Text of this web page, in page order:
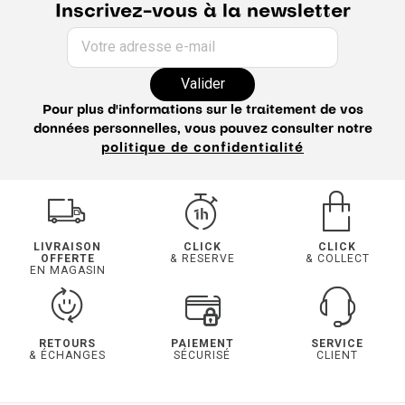
Inscrivez-vous à la newsletter
Votre adresse e-mail
Valider
Pour plus d'informations sur le traitement de vos
données personnelles, vous pouvez consulter notre
politique de confidentialité
LIVRAISON
OFFERTE
EN MAGASIN
CLICK
& RESERVE
CLICK
& COLLECT
RETOURS
& ÉCHANGES
PAIEMENT
SÉCURISÉ
SERVICE
CLIENT